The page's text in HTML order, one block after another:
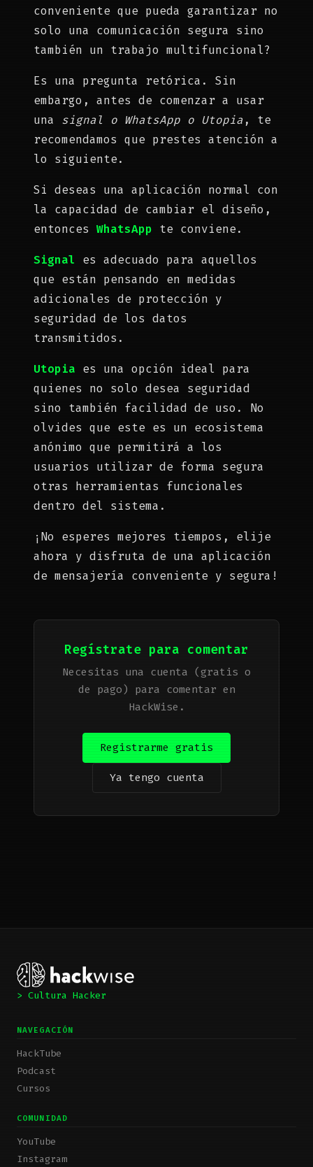
conveniente que pueda garantizar no
solo una comunicación segura sino
también un trabajo multifuncional?
Es una pregunta retórica. Sin
embargo, antes de comenzar a usar
una signal o WhatsApp o Utopia, te
recomendamos que prestes atención a
lo siguiente.
Si deseas una aplicación normal con
la capacidad de cambiar el diseño,
entonces WhatsApp te conviene.
Signal es adecuado para aquellos
que están pensando en medidas
adicionales de protección y
seguridad de los datos
transmitidos.
Utopia es una opción ideal para
quienes no solo desea seguridad
sino también facilidad de uso. No
olvides que este es un ecosistema
anónimo que permitirá a los
usuarios utilizar de forma segura
otras herramientas funcionales
dentro del sistema.
¡No esperes mejores tiempos, elije
ahora y disfruta de una aplicación
de mensajería conveniente y segura!
Regístrate para comentar
Necesitas una cuenta (gratis o
de pago) para comentar en
HackWise.
Registrarme gratis
Ya tengo cuenta
> Cultura Hacker
NAVEGACIÓN
HackTube
Podcast
Cursos
COMUNIDAD
YouTube
Instagram